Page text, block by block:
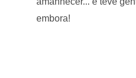
embora!